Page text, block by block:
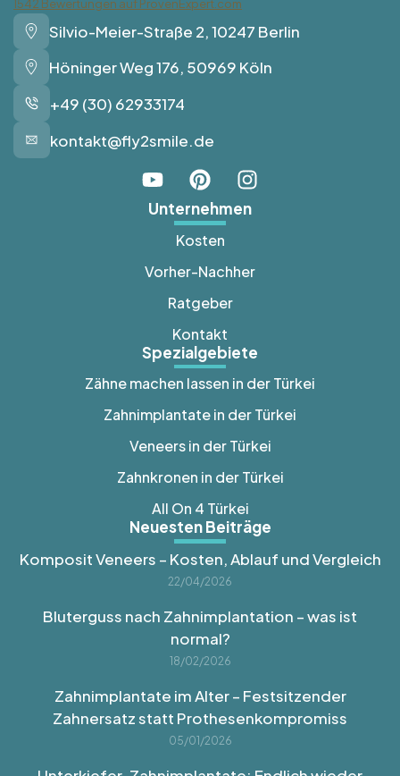
Fly2Smile
1542 Bewertungen auf ProvenExpert.com
Silvio-Meier-Straße 2, 10247 Berlin
Höninger Weg 176, 50969 Köln
+49 (30) 62933174
kontakt@fly2smile.de
Unternehmen
Kosten
Vorher-Nachher
Ratgeber
Kontakt
Spezialgebiete
Zähne machen lassen in der Türkei
Zahnimplantate in der Türkei
Veneers in der Türkei
Zahnkronen in der Türkei
All On 4 Türkei
Neuesten Beiträge
Komposit Veneers – Kosten, Ablauf und Vergleich
22/04/2026
Bluterguss nach Zahnimplantation – was ist
normal?
18/02/2026
Zahnimplantate im Alter – Festsitzender
Zahnersatz statt Prothesenkompromiss
05/01/2026